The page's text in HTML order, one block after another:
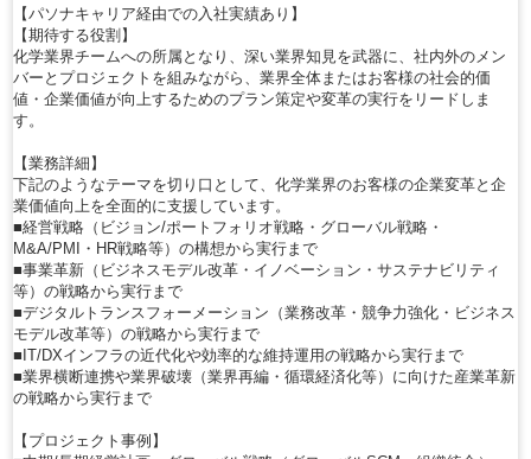
【パソナキャリア経由での入社実績あり】
【期待する役割】
化学業界チームへの所属となり、深い業界知見を武器に、社内外のメン
バーとプロジェクトを組みながら、業界全体またはお客様の社会的価
値・企業価値が向上するためのプラン策定や変革の実行をリードしま
す。
【業務詳細】
下記のようなテーマを切り口として、化学業界のお客様の企業変革と企
業価値向上を全面的に支援しています。
■経営戦略（ビジョン/ポートフォリオ戦略・グローバル戦略・
M&A/PMI・HR戦略等）の構想から実行まで
■事業革新（ビジネスモデル改革・イノベーション・サステナビリティ
等）の戦略から実行まで
■デジタルトランスフォーメーション（業務改革・競争力強化・ビジネス
モデル改革等）の戦略から実行まで
■IT/DXインフラの近代化や効率的な維持運用の戦略から実行まで
■業界横断連携や業界破壊（業界再編・循環経済化等）に向けた産業革新
の戦略から実行まで
【プロジェクト事例】